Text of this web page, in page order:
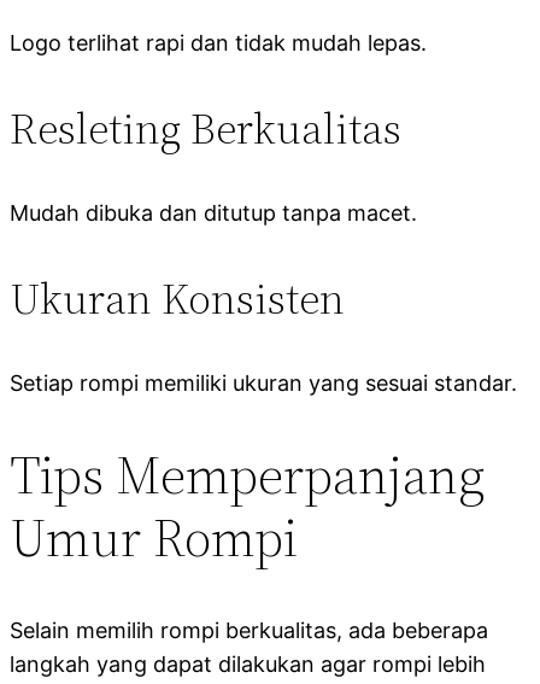
Logo terlihat rapi dan tidak mudah lepas.
Resleting Berkualitas
Mudah dibuka dan ditutup tanpa macet.
Ukuran Konsisten
Setiap rompi memiliki ukuran yang sesuai standar.
Tips Memperpanjang
Umur Rompi
Selain memilih rompi berkualitas, ada beberapa
langkah yang dapat dilakukan agar rompi lebih